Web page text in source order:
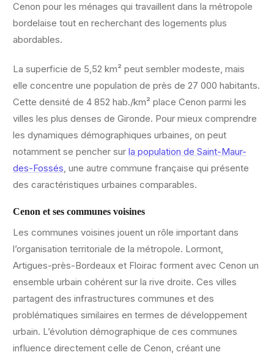
Cenon pour les ménages qui travaillent dans la métropole
bordelaise tout en recherchant des logements plus
abordables.
La superficie de 5,52 km² peut sembler modeste, mais
elle concentre une population de près de 27 000 habitants.
Cette densité de 4 852 hab./km² place Cenon parmi les
villes les plus denses de Gironde. Pour mieux comprendre
les dynamiques démographiques urbaines, on peut
notamment se pencher sur la population de Saint-Maur-
des-Fossés, une autre commune française qui présente
des caractéristiques urbaines comparables.
Cenon et ses communes voisines
Les communes voisines jouent un rôle important dans
l’organisation territoriale de la métropole. Lormont,
Artigues-près-Bordeaux et Floirac forment avec Cenon un
ensemble urbain cohérent sur la rive droite. Ces villes
partagent des infrastructures communes et des
problématiques similaires en termes de développement
urbain. L’évolution démographique de ces communes
influence directement celle de Cenon, créant une